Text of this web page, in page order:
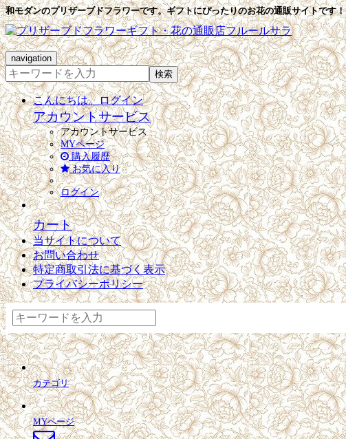
和モダンのプリザーブドフラワーです。ギフトにぴったりのお花の通販サイトです！
navigation
検索
こんにちは。ログイン
アカウントサービス
アカウントサービス
MYページ
購入履歴
お気に入り
ログイン
カート
当サイトについて
お問い合わせ
特定商取引法に基づく表示
プライバシーポリシー
カテゴリ
MYページ